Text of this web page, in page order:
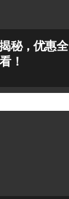
秘，优惠全
！